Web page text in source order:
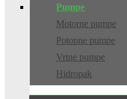
Pumpe
Motorne pumpe
Potopne pumpe
Vrtne pumpe
Hidropak